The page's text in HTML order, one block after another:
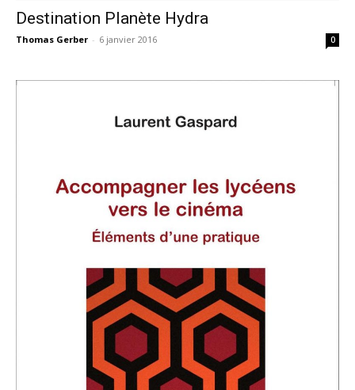
Destination Planète Hydra
Thomas Gerber - 6 janvier 2016 0